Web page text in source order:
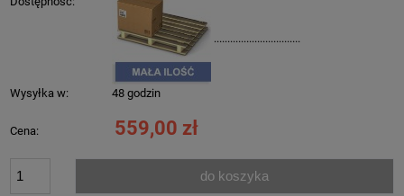
................................
Wysyłka w: 48 godzin
Cena: 559,00 zł
do koszyka